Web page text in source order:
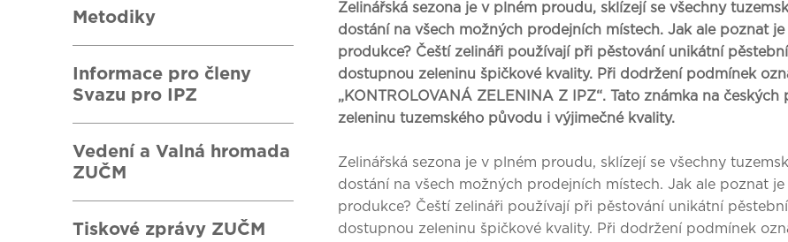
Metodiky
Informace pro členy
Svazu pro IPZ
Vedení a Valná hromada
ZUČM
Tiskové zprávy ZUČM
Zelinářská sezona je v plném proudu, sklízejí se všechny
dostání na všech možných prodejních místech. Jak ale poznat
produkce? Čeští zelináři používají při pěstování unikátní
dostupnou zeleninu špičkové kvality. Při dodržení podmínek
„KONTROLOVANÁ ZELENINA Z IPZ“. Tato známka na
zeleninu tuzemského původu i výjimečné kvality.
Zelinářská sezona je v plném proudu, sklízejí se všechny
dostání na všech možných prodejních místech. Jak ale poznat
produkce? Čeští zelináři používají při pěstování unikátní
dostupnou zeleninu špičkové kvality. Při dodržení podmínek